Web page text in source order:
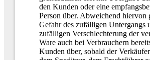
den Kunden oder eine
Person über. Abweichend hiervon
Gefahr des zufälligen Untergangs
zufälligen Verschlechterung der
Ware auch bei Verbrauchern
Kunden über, sobald der